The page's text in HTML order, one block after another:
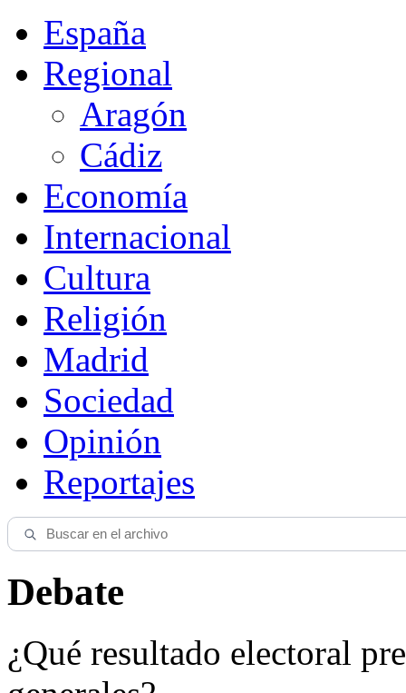
España
Regional
Aragón
Cádiz
Economía
Internacional
Cultura
Religión
Madrid
Sociedad
Opinión
Reportajes
Debate
¿Qué resultado electoral